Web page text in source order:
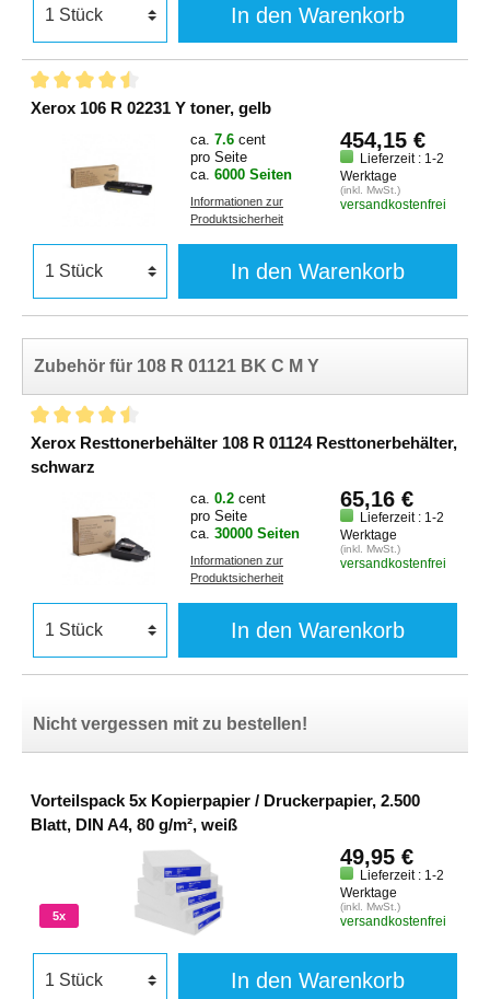
In den Warenkorb
Xerox 106 R 02231 Y toner, gelb
ca. 7.6 cent
pro Seite
ca. 6000 Seiten
Informationen zur
Produktsicherheit
454,15 €
Lieferzeit : 1-2
Werktage
(inkl. MwSt.)
versandkostenfrei
In den Warenkorb
Zubehör für 108 R 01121 BK C M Y
Xerox Resttonerbehälter 108 R 01124 Resttonerbehälter,
schwarz
ca. 0.2 cent
pro Seite
ca. 30000 Seiten
Informationen zur
Produktsicherheit
65,16 €
Lieferzeit : 1-2
Werktage
(inkl. MwSt.)
versandkostenfrei
In den Warenkorb
Nicht vergessen mit zu bestellen!
Vorteilspack 5x Kopierpapier / Druckerpapier, 2.500
Blatt, DIN A4, 80 g/m², weiß
5x
49,95 €
Lieferzeit : 1-2
Werktage
(inkl. MwSt.)
versandkostenfrei
In den Warenkorb